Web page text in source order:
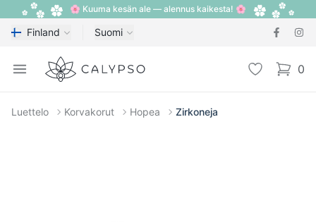
🌸 Kuuma kesän ale — alennus kaikesta! 🌸
Finland Suomi
Open menu
Calypso Toivelista 0
items
Luettelo Korvakorut Hopea Zirkoneja